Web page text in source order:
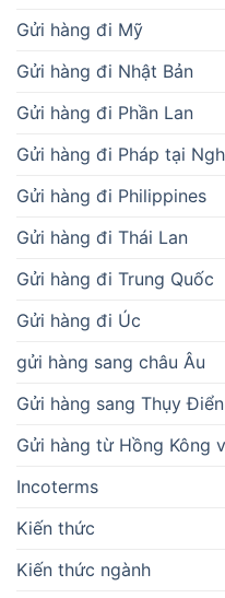
Gửi hàng đi Mỹ
Gửi hàng đi Nhật Bản
Gửi hàng đi Phần Lan
Gửi hàng đi Pháp tại
Gửi hàng đi Philippines
Gửi hàng đi Thái Lan
Gửi hàng đi Trung Quốc
Gửi hàng đi Úc
gửi hàng sang châu Âu
Gửi hàng sang Thụy Điển
Gửi hàng từ Hồng Kông
Incoterms
Kiến thức
Kiến thức ngành